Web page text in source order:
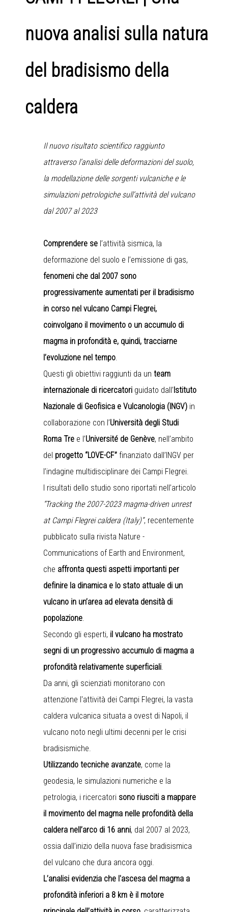
nuova analisi sulla natura
del bradisismo della
caldera
Il nuovo risultato scientifico raggiunto
attraverso l’analisi delle deformazioni del suolo,
la modellazione delle sorgenti vulcaniche e le
simulazioni petrologiche sull’attività del vulcano
dal 2007 al 2023
Comprendere se l’attività sismica, la
deformazione del suolo e l’emissione di gas,
fenomeni che dal 2007 sono
progressivamente aumentati per il bradisismo
in corso nel vulcano Campi Flegrei,
coinvolgano il movimento o un accumulo di
magma in profondità e, quindi, tracciarne
l’evoluzione nel tempo.
Questi gli obiettivi raggiunti da un team
internazionale di ricercatori guidato dall’ Istituto
Nazionale di Geofisica e Vulcanologia (INGV) in
collaborazione con l’Università degli Studi
Roma Tre e l’Université de Genève, nell’ambito
del progetto “LOVE-CF” finanziato dall’INGV per
l’indagine multidisciplinare dei Campi Flegrei.
I risultati dello studio sono riportati nell’articolo
“Tracking the 2007-2023 magma-driven unrest
at Campi Flegrei caldera (Italy)”, recentemente
pubblicato sulla rivista Nature -
Communications of Earth and Environment,
che affronta questi aspetti importanti per
definire la dinamica e lo stato attuale di un
vulcano in un’area ad elevata densità di
popolazione.
Secondo gli esperti, il vulcano ha mostrato
segni di un progressivo accumulo di magma a
profondità relativamente superficiali.
Da anni, gli scienziati monitorano con
attenzione l'attività dei Campi Flegrei, la vasta
caldera vulcanica situata a ovest di Napoli, il
vulcano noto negli ultimi decenni per le crisi
bradisismiche.
Utilizzando tecniche avanzate, come la
geodesia, le simulazioni numeriche e la
petrologia, i ricercatori sono riusciti a mappare
il movimento del magma nelle profondità della
caldera nell’arco di 16 anni, dal 2007 al 2023,
ossia dall’inizio della nuova fase bradisismica
del vulcano che dura ancora oggi.
L’analisi evidenzia che l'ascesa del magma a
profondità inferiori a 8 km è il motore